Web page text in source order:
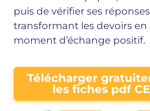
puis de vérifier ses
transformant les devoirs en
moment d’échange positif.
Télécharger
les fiches pdf